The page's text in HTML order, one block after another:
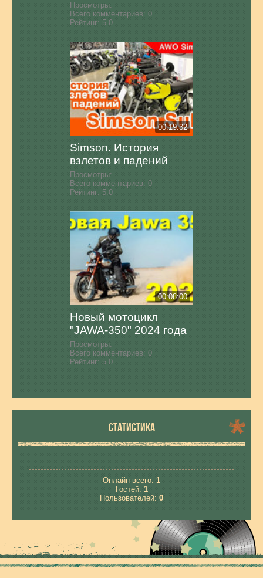
Просмотры:
Всего комментариев: 0
Рейтинг: 5.0
00:19:32
Simson. История
взлетов и падений
Просмотры:
Всего комментариев: 0
Рейтинг: 5.0
00:08:00
Новый мотоцикл
"JAWA-350" 2024 года
Просмотры:
Всего комментариев: 0
Рейтинг: 5.0
СТАТИСТИКА
Онлайн всего: 1
Гостей: 1
Пользователей: 0